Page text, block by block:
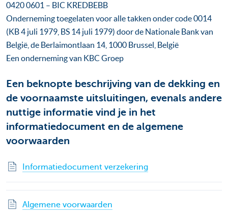
0420 0601 – BIC KREDBEBB
Onderneming toegelaten voor alle takken onder code 0014
(KB 4 juli 1979, BS 14 juli 1979) door de Nationale Bank van
België, de Berlaimontlaan 14, 1000 Brussel, België
Een onderneming van KBC Groep
Een beknopte beschrijving van de dekking en
de voornaamste uitsluitingen, evenals andere
nuttige informatie vind je in het
informatiedocument en de algemene
voorwaarden
Informatiedocument verzekering
Algemene voorwaarden